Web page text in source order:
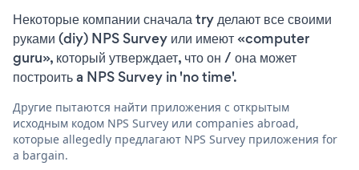
Некоторые компании сначала try делают все своими
руками (diy) NPS Survey или имеют «computer
guru», который утверждает, что он / она может
построить a NPS Survey in 'no time'.
Другие пытаются найти приложения с открытым
исходным кодом NPS Survey или companies abroad,
которые allegedly предлагают NPS Survey приложения for
a bargain.